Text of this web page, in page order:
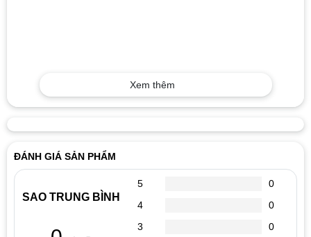
Xem thêm
ĐÁNH GIÁ SẢN PHẨM
SAO TRUNG BÌNH
5
0
4
0
3
0